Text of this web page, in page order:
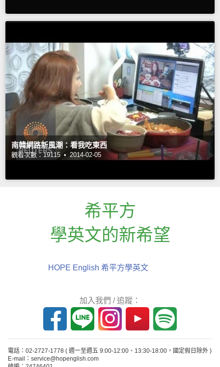
南韓網路新風潮：看我吃東西
觀看次數：19115 • 2014-02-05
希平方
學英文的新希望
HOPE English 希平方學英文
加入我們 / 追蹤：
電話：02-2727-1778 ( 週一至週五 9:00-12:00、13:30-18:00，國定假日除外 )
E-mail：service@hopenglish.com